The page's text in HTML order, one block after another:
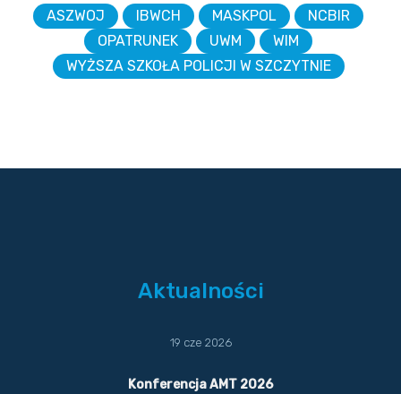
ASZWOJ IBWCH MASKPOL
NCBIR
OPATRUNEK
UWM
WIM
WYŻSZA SZKOŁA POLICJI W SZCZYTNIE
Aktualności
19 cze 2026
Konferencja AMT 2026